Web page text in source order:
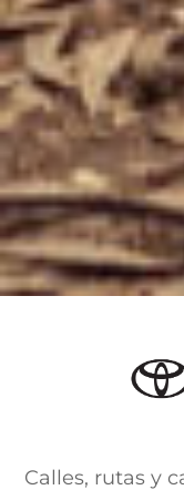
Calles, rutas y